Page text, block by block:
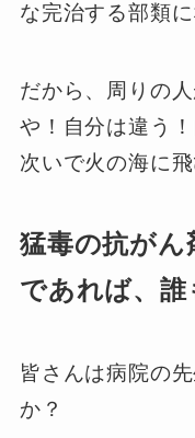
な完治する部類
だから、周りの
や！自分は違う
次いで火の海に飛
猛毒の抗がん
であれば、誰
皆さんは病院の
か？